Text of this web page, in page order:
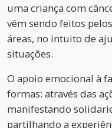
uma criança com
vêm sendo feitos
áreas, no intuito de
situações.
O apoio emocional à
formas: através das
manifestando
partilhando a